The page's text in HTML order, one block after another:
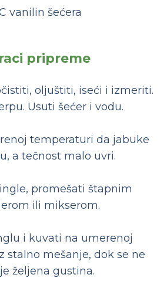
vanilin šećera
pripreme
oljuštiti, iseći i izmeriti.
Usuti šećer i vodu.
temperaturi da jabuke
a tečnost malo uvri.
promešati štapnim
ili mikserom.
i kuvati na umerenoj
stalno mešanje, dok se ne
željena gustina.